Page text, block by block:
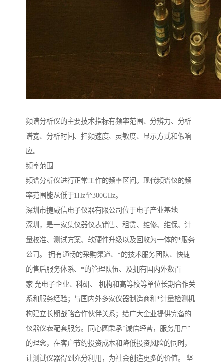
频谱分析仪的主要技术指标有频率范围、分辨力、分析
谱宽、分析时间、扫频速度、灵敏度、显示方式和假响
应。
频率范围
频谱分析仪进行正常工作的频率区间。现代频谱仪的频
率范围能从低于1Hz至300GHz。
深圳市捷威信电子仪器有限公司位于电子产业基地——
深圳，是一家集仪器仪表销售、租赁、维修、维保、计
量校准、测试方案、软硬件升级以及回收为一体的*服务
公司。 拥有通畅的采购渠道、*的技术服务团队、快捷
的售后服务体系、*的管理队伍、及拥有国内外数百
家 光电子企业、科研、 机构和高等校等单位长期合作关
系和服务经验；与国内外多家仪器制造商和*计量检测机
构建立长期战略合作伙伴关系；给广大企业提供完备的
仪器仪表配套服务。同心圆秉承“诚信经营，服务用户”
的理念，在客户节约投资成本和降低投资风险的同时，
让测试仪器得到充分利用，为社会创造更多的价值。 坚